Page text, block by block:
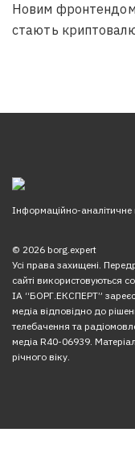
Новим фронтендом
стають
Інформаційно-
© 2026 borg.expert
Усі права захищені.
сайті використовуються
ІА “БОРГ.ЕКСПЕРТ”
медіа відповідно до
телебачення та
медіа R40-06939.
річного віку.